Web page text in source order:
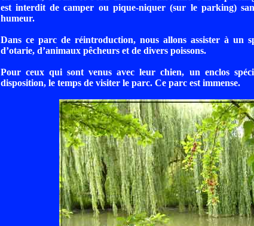
est interdit de camper ou pique-niquer (sur le parking)
humeur.
Dans ce parc de réintroduction, nous allons assister à un
d’otarie, d’animaux pêcheurs et de divers poissons.
Pour ceux qui sont venus avec leur chien, un enclos
disposition, le temps de visiter le parc. Ce parc est immense.